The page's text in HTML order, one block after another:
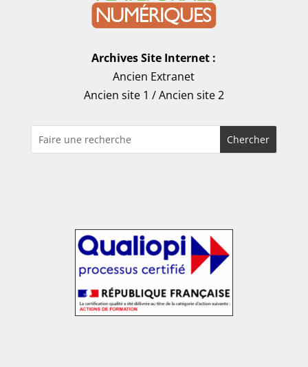
Archives Site Internet :
Ancien Extranet
Ancien site 1 /Ancien site 2